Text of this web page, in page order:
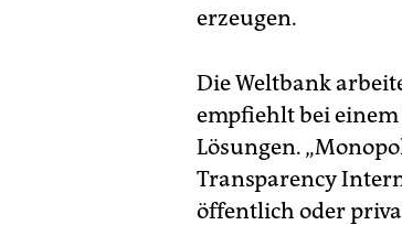
erzeugen.
Die Weltbank
empfiehlt bei
Lösungen.
Transparency
öffentlich oder